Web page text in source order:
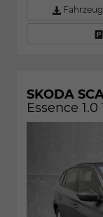
SKODA
Essence 1.0